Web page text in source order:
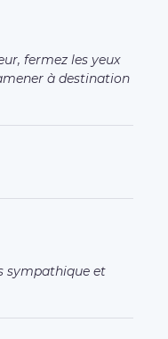
fermez les yeux
à destination
sympathique et